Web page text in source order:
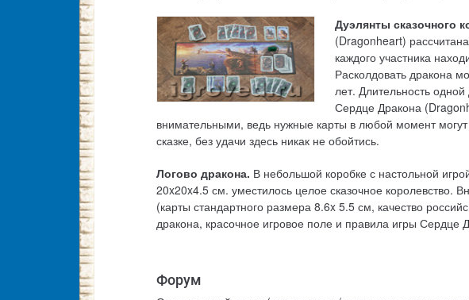
Дуэлянты сказочного
(Dragonheart)
каждого участника
Расколдовать дракона
лет. Длительность
Сердце Дракона
внимательными, ведь нужные карты в любой момент
сказке, без удачи здесь никак не обойтись.
Логово дракона. В небольшой коробке с настольной
20x20x4.5 см. уместилось целое сказочное королевство.
(карты стандартного размера 8.6x 5.5 см, качество
дракона, красочное игровое поле и правила игры Сердце
Форум